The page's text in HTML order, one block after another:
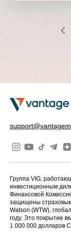
Группа VIG,
инвестиционным
Финансовой
защищены
Watson (WTW),
году. Это покрытие
1 000 000 долларов